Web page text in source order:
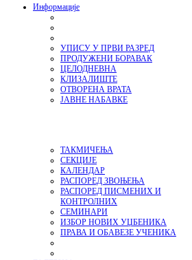
Информације
УПИСУ У ПРВИ РАЗРЕД
ПРОДУЖЕНИ БОРАВАК
ЦЕЛОДНЕВНА
КЛИЗАЛИШТЕ
ОТВОРЕНА ВРАТА
ЈАВНЕ НАБАВКЕ
ТАКМИЧЕЊА
СЕКЦИЈЕ
КАЛЕНДАР
РАСПОРЕД ЗВОЊЕЊА
РАСПОРЕД ПИСМЕНИХ И
КОНТРОЛНИХ
СЕМИНАРИ
ИЗБОР НОВИХ УЏБЕНИКА
ПРАВА И ОБАВЕЗЕ УЧЕНИКА